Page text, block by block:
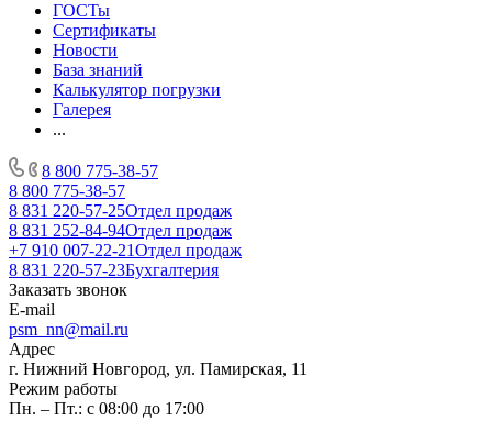
ГОСТы
Сертификаты
Новости
База знаний
Калькулятор погрузки
Галерея
...
8 800 775-38-57
8 800 775-38-57
8 831 220-57-25Отдел продаж
8 831 252-84-94Отдел продаж
+7 910 007-22-21Отдел продаж
8 831 220-57-23Бухгалтерия
Заказать звонок
E-mail
psm_nn@mail.ru
Адрес
г. Нижний Новгород, ул. Памирская, 11
Режим работы
Пн. – Пт.: с 08:00 до 17:00